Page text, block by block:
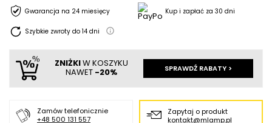
Gwarancja na 24 miesięcy Kup i zapłać za 30 dni
Szybkie zwroty do 14 dni
ZNIŻKIW KOSZYKU
NAWET -20% SPRAWDŹ RABATY >
Zamów telefonicznie
+48 500 131 557
Zapytaj o produkt
kontakt@mlamp.pl